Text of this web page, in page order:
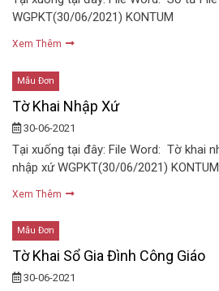
WGPKT(30/06/2021) KONTUM
Xem Thêm
Mẫu Đơn
Tờ Khai Nhập Xứ
30-06-2021
Tại xuống tại đây: File Word: Tờ khai
nhập xứ WGPKT(30/06/2021) KONTUM
Xem Thêm
Mẫu Đơn
Tờ Khai Sổ Gia Đình Công Giáo
30-06-2021